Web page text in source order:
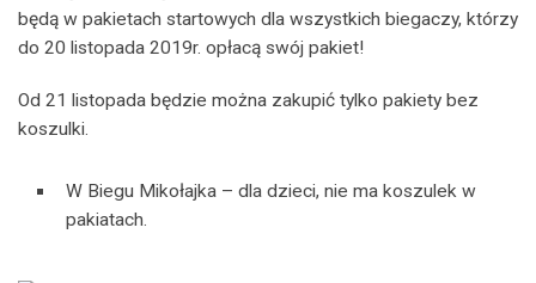
będą w pakietach startowych dla wszystkich biegaczy, którzy
do 20 listopada 2019r. opłacą swój pakiet!
Od 21 listopada będzie można zakupić tylko pakiety bez
koszulki.
W Biegu Mikołajka – dla dzieci, nie ma koszulek w
pakiatach.